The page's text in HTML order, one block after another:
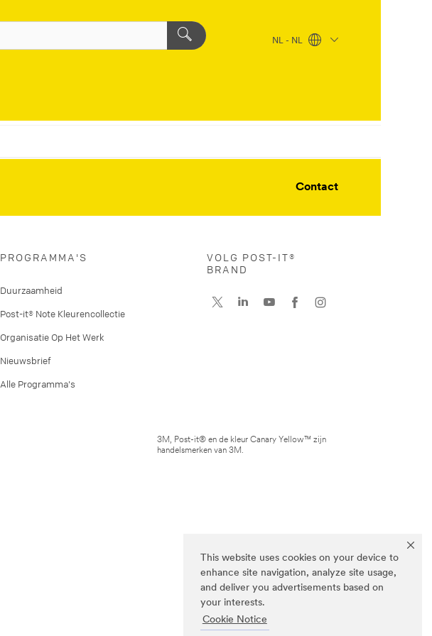
This website uses cookies on your device to
enhance site navigation, analyze site usage,
and deliver you advertisements based on
your interests.
Cookie Notice
NL - NL
Contact
PROGRAMMA'S
Duurzaamheid
Post-it® Note Kleurencollectie
Organisatie Op Het Werk
Nieuwsbrief
Alle Programma's
VOLG POST-IT®
BRAND
3M, Post-it® en de kleur Canary Yellow™ zijn
handelsmerken van 3M.